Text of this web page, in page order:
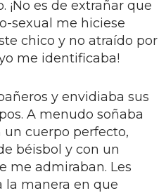
¡No es de extrañar que
sexual me hiciese
chico y no atraído por
me identificaba!
y envidiaba sus
A menudo soñaba
cuerpo perfecto,
béisbol y con un
me admiraban. Les
la manera en que